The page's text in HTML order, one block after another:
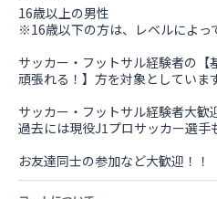
16歳以上の男性
※16歳以下の方は、レベルによっ
サッカー・フットサル経験者の【
頑張れる！】方を対象としていま
サッカー・フットサル経験者大歓
過去には現役J1プロサッカー選手
お友達同士の参加など大歓迎！！